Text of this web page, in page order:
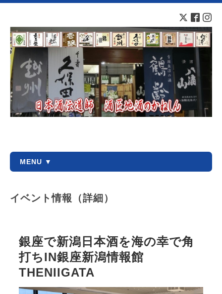
MENU ▼
イベント情報（詳細）
銀座で新潟日本酒を海の幸で角
打ちIN銀座新潟情報館
THENIIGATA